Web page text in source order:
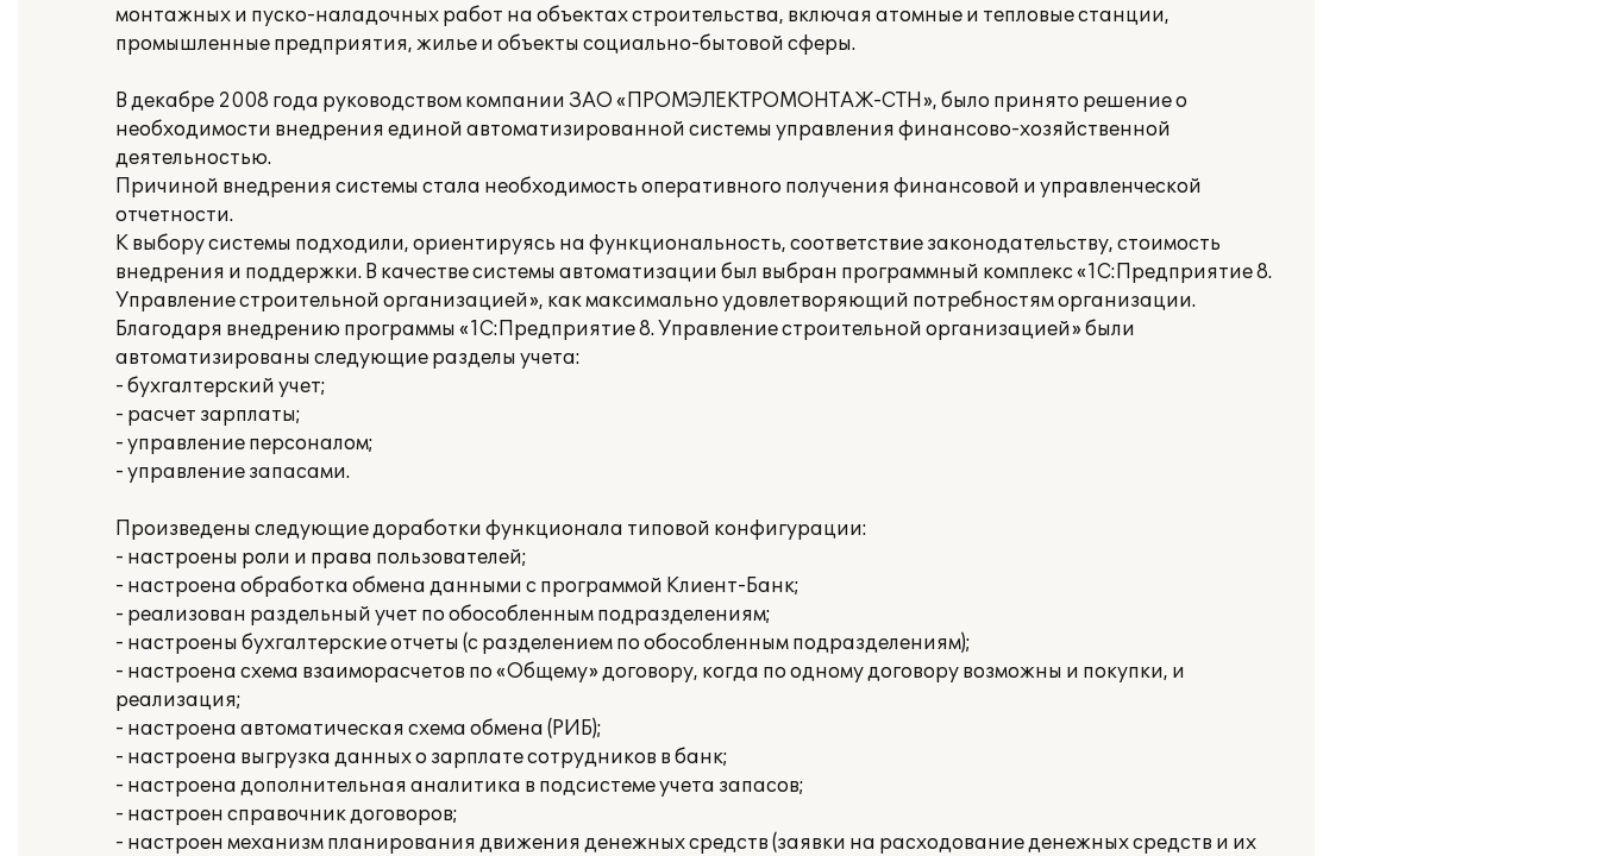
монтажных и пуско-наладочных работ на объектах строительства, включая атомные и тепловые станции,
промышленные предприятия, жилье и объекты социально-бытовой сферы.
В декабре 2008 года руководством компании ЗАО «ПРОМЭЛЕКТРОМОНТАЖ-СТН», было принято решение о
необходимости внедрения единой автоматизированной системы управления финансово-хозяйственной
деятельностью.
Причиной внедрения системы стала необходимость оперативного получения финансовой и управленческой
отчетности.
К выбору системы подходили, ориентируясь на функциональность, соответствие законодательству, стоимость
внедрения и поддержки. В качестве системы автоматизации был выбран программный комплекс «1С:Предприятие 8.
Управление строительной организацией», как максимально удовлетворяющий потребностям организации.
Благодаря внедрению программы «1С:Предприятие 8. Управление строительной организацией» были
автоматизированы следующие разделы учета:
- бухгалтерский учет;
- расчет зарплаты;
- управление персоналом;
- управление запасами.
Произведены следующие доработки функционала типовой конфигурации:
- настроены роли и права пользователей;
- настроена обработка обмена данными с программой Клиент-Банк;
- реализован раздельный учет по обособленным подразделениям;
- настроены бухгалтерские отчеты (с разделением по обособленным подразделениям);
- настроена схема взаиморасчетов по «Общему» договору, когда по одному договору возможны и покупки, и
реализация;
- настроена автоматическая схема обмена (РИБ);
- настроена выгрузка данных о зарплате сотрудников в банк;
- настроена дополнительная аналитика в подсистеме учета запасов;
- настроен справочник договоров;
- настроен механизм планирования движения денежных средств (заявки на расходование денежных средств и их